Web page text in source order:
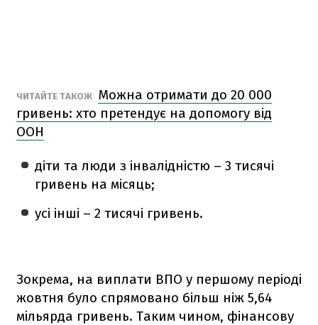
ЧИТАЙТЕ ТАКОЖ Можна отримати до 20 000
гривень: хто претендує на допомогу від
ООН
діти та люди з інвалідністю – 3 тисячі
гривень на місяць;
усі інші – 2 тисячі гривень.
Зокрема, на виплати ВПО у першому періоді
жовтня було спрямовано більш ніж 5,64
мільярда гривень. Таким чином, фінансову